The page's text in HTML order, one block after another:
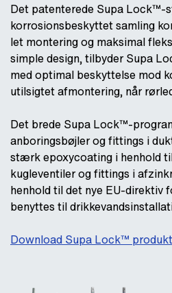
Det patenterede Supa Lock™-
korrosionsbeskyttet samling
let montering og maksimal
simple design, tilbyder Supa
med optimal beskyttelse mod
utilsigtet afmontering, når
Det brede Supa Lock™-
anboringsbøjler og fittings i
stærk epoxycoating i henhold
kugleventiler og fittings i
henhold til det nye EU-direktiv
benyttes til
Download Supa Lock™